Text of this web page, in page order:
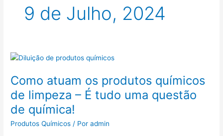
9 de Julho, 2024
Como atuam os produtos químicos
de limpeza – É tudo uma questão
de química!
Produtos Químicos / Por admin
Como
os
produtos
químicos
de
limpeza